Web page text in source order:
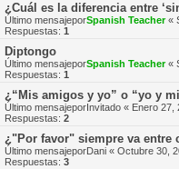
¿Cuál es la diferencia entre
Último mensajeporSpanish Teacher«
Respuestas: 1
Diptongo
Último mensajeporSpanish Teacher«
Respuestas: 1
¿“Mis amigos y yo” o “yo y
Último mensajeporInvitado « Enero 27,
Respuestas: 2
¿"Por favor" siempre va entre
Último mensajeporDani « Octubre 30,
Respuestas: 3